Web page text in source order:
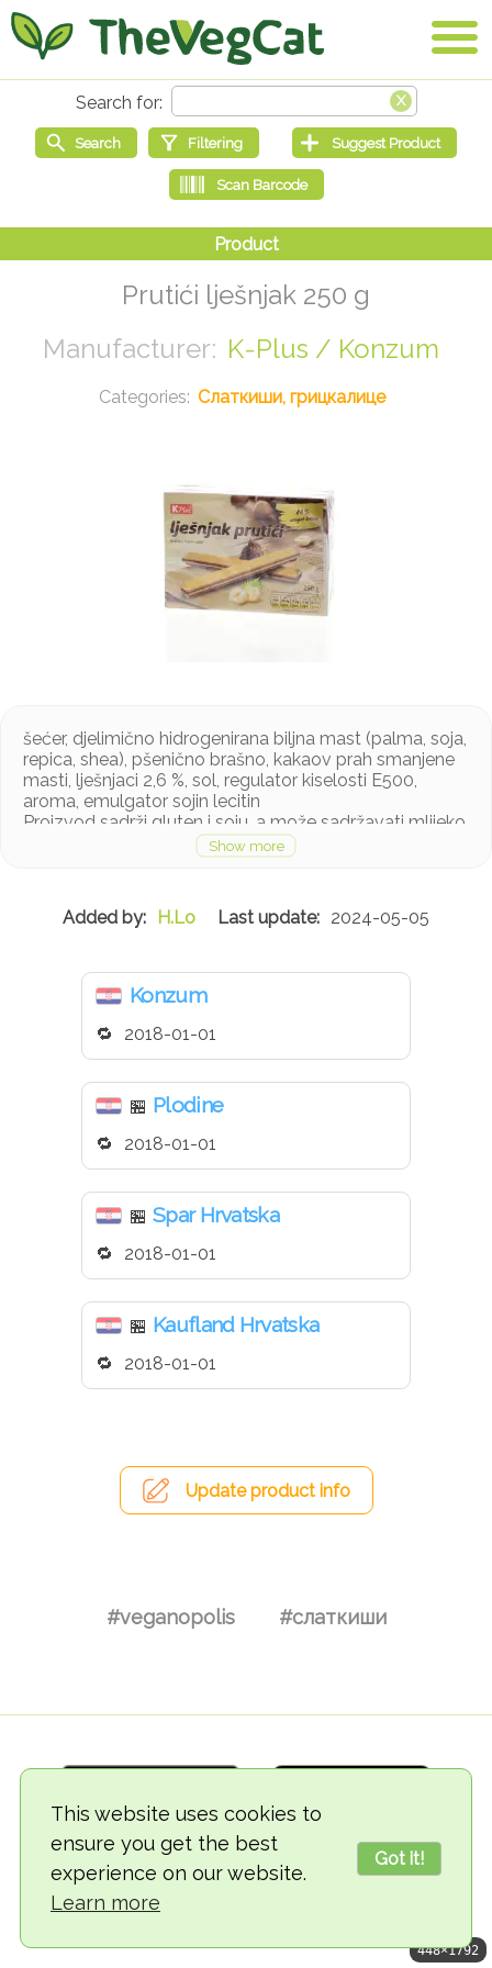
This website uses cookies to
ensure you get the best
experience on our website.
Learn more
Got it!
Prutići lješnjak 250 g
K-Plus / Konzum
Слаткиши, грицкалице
šećer, djelimično hidrogenirana biljna mast (palma, soja,
repica, shea), pšenično brašno, kakaov prah smanjene
masti, lješnjaci 2,6 %, sol, regulator kiselosti E500,
aroma, emulgator sojin lecitin
Proizvod sadrži gluten i soju, a može sadržavati mlijeko
H.Lo 2024-05-05
Konzum
2018-01-01
🏪 Plodine
2018-01-01
🏪 Spar Hrvatska
2018-01-01
🏪 Kaufland Hrvatska
2018-01-01
Update product info
#veganopolis #слаткиши
© 2018-2026 TheVegCat